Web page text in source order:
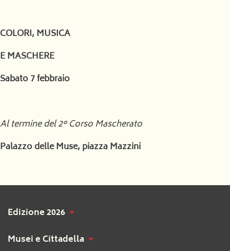
COLORI, MUSICA
E MASCHERE
Sabato 7 febbraio
Al termine del 2° Corso Mascherato
Palazzo delle Muse, piazza Mazzini
Edizione 2026
Musei e Cittadella